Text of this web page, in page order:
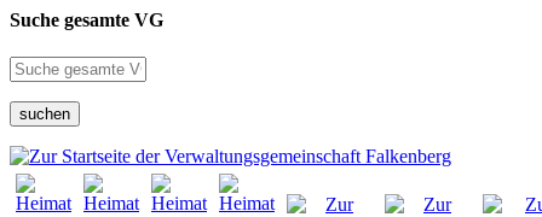
Suche gesamte VG
suchen